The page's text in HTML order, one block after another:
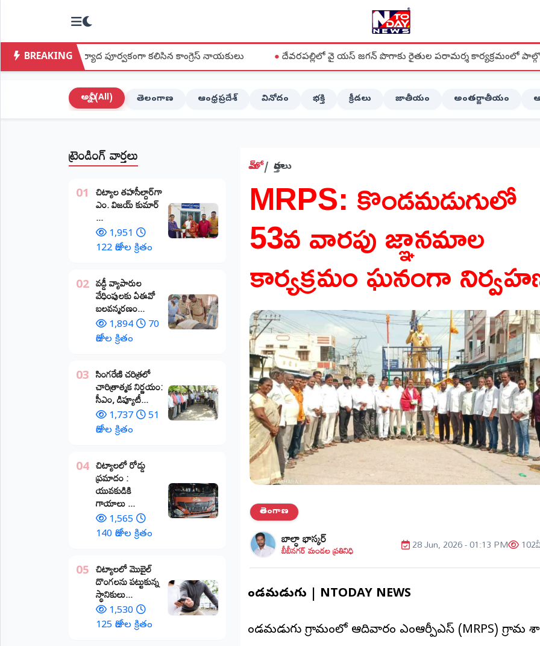
NTODAY×
హోమ్
BREAKING
మర్యాద పూర్వకంగా కలిసిన కాంగ్రెస్ నాయకులు ●దేవరపల్లిలో వై యస్ జగన్ పొగాకు రైతుల పరామర్శ కార్యక్రమంలో పాల్గొన్న జిల్లా అధ్యక్షులు
అన్నీ (All) తెలంగాణ ఆంధ్రప్రదేశ్ వినోదం భక్తి క్రీడలు జాతీయం అంతర్జాతీయం
ట్రెండింగ్ వార్తలు
01 ​చిట్యాల తహసీల్దార్‌గా
ఎం. విజయ్ కుమార్
...
1,951
122 రోజుల క్రితం
02 వడ్డీ వ్యాపారుల
వేధింపులకు ఏఈవో
బలవన్మరణం...
1,894
70
రోజుల క్రితం
03 ​సింగరేణి చరిత్రలో
చారిత్రాత్మక నిర్ణయం:
సీఎం, డిప్యూటీ...
1,737
51
రోజుల క్రితం
04 చిట్యాలలో రోడ్డు
ప్రమాదం :
యువకుడికి
గాయాలు ​...
1,565
140 రోజుల క్రితం
05 చిట్యాలలో మొబైల్
దొంగలను పట్టుకున్న
స్థానికులు...
1,530
125 రోజుల క్రితం
హోమ్ వార్తలు
MRPS: కొండమడుగులో
53వ వారపు జ్ఞానమాల
కార్యక్రమం ఘనంగా
తెలంగాణ
బాల్ధా భాస్కర్
బీబీనగర్ మండల ప్రతినిధి 28 Jun, 2026 - 01:13 PM 102
కొండమడుగు | NTODAY NEWS
కొండమడుగు గ్రామంలో ఆదివారం ఎంఆర్పీఎస్ (MRPS) గ్రామ